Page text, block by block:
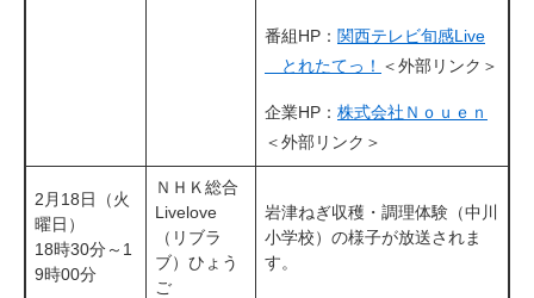
番組HP： 関西テレビ旬感Live
とれたてっ！ ＜外部リンク＞
企業HP： 株式会社Ｎｏｕｅｎ
＜外部リンク＞
2月18日（火
曜日）
18時30分～1
9時00分
ＮＨＫ総合
Livelove
（リブラ
ブ）ひょう
ご
岩津ねぎ収穫・調理体験（中川
小学校）の様子が放送されま
す。